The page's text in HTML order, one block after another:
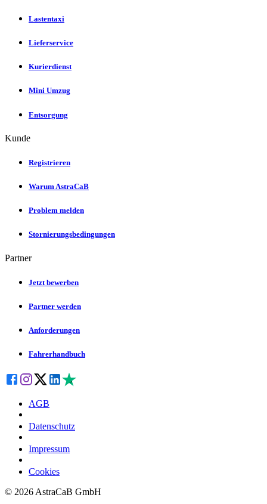
Lastentaxi
Lieferservice
Kurierdienst
Mini Umzug
Entsorgung
Kunde
Registrieren
Warum AstraCaB
Problem melden
Stornierungsbedingungen
Partner
Jetzt bewerben
Partner werden
Anforderungen
Fahrerhandbuch
AGB
Datenschutz
Impressum
Cookies
© 2026AstraCaB GmbH